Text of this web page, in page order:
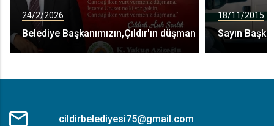
24/2/2026
Belediye Başkanımızın,Çıldır'ın düşman işgalinden
18/11/2015
Sayın
cildirbelediyesi75@gmail.com